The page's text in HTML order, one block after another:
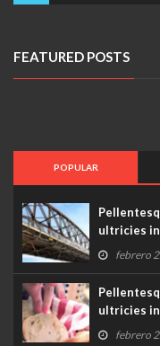
FEATURED POSTS
Pellentesque odio
POPULAR
ultricies
febrero
ultricies
febrero